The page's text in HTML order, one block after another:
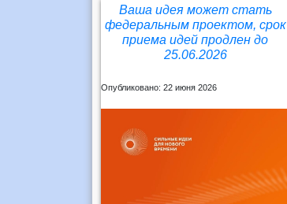
Ваша идея может стать
федеральным проектом, срок
приема идей продлен до
25.06.2026
Опубликовано: 22 июня 2026